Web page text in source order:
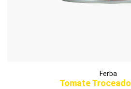
Ferba
Tomate